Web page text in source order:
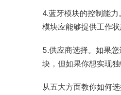
4.蓝牙模块的控制能
模块应能够提供工作
5.供应商选择。如果
块，但如果你想实现
从五大方面教你如何